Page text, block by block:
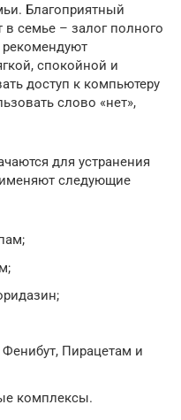
Благоприятный
семье – залог полного
спокойной и
доступ к компьютеру
слово «нет»,
для устранения
следующие
Пирацетам и
комплексы.